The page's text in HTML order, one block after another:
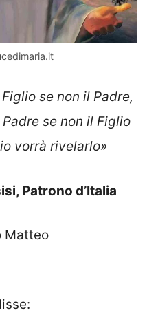
se non il Padre,
se non il Figlio
vorrà rivelarlo»
Patrono d’Italia
Matteo